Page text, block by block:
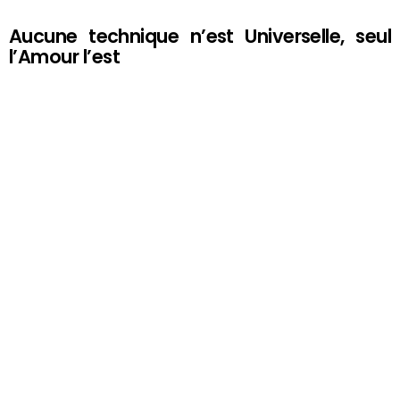
Aucune technique n’est Universelle, seul
l’Amour l’est